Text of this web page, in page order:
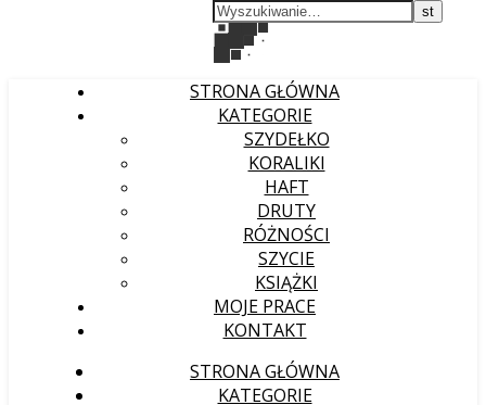
STRONA GŁÓWNA
KATEGORIE
SZYDEŁKO
KORALIKI
HAFT
DRUTY
RÓŻNOŚCI
SZYCIE
KSIĄŻKI
MOJE PRACE
KONTAKT
STRONA GŁÓWNA
KATEGORIE